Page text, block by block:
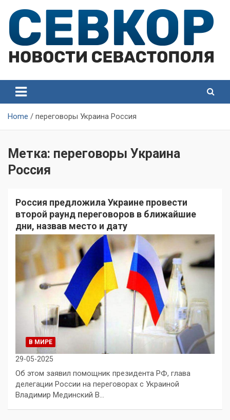
content
Севастополя
Севастополя
Home переговоры Украина Россия
Метка: переговоры Украина
Россия
Россия предложила Украине провести
второй раунд переговоров в ближайшие
дни, назвав место и дату
В МИРЕ
29-05-2025
Об этом заявил помощник президента РФ, глава
делегации России на переговорах с Украиной
Владимир Мединский В…